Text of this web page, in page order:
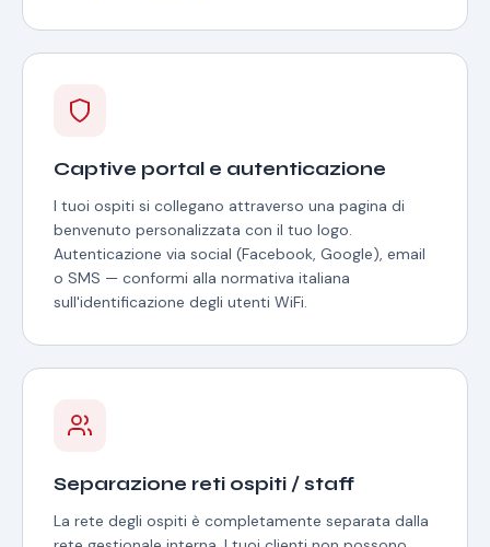
Captive portal e autenticazione
I tuoi ospiti si collegano attraverso una pagina di
benvenuto personalizzata con il tuo logo.
Autenticazione via social (Facebook, Google), email
o SMS — conformi alla normativa italiana
sull'identificazione degli utenti WiFi.
Separazione reti ospiti / staff
La rete degli ospiti è completamente separata dalla